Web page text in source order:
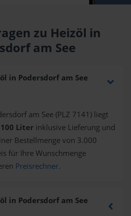
zu Heizöl in
am See
in Podersdorf am See
am See (PLZ 7141) liegt
Liter inklusive Lieferung und
Bestellmenge von 3.000
für Ihre Wunschmenge
Preisrechner.
in Podersdorf am See